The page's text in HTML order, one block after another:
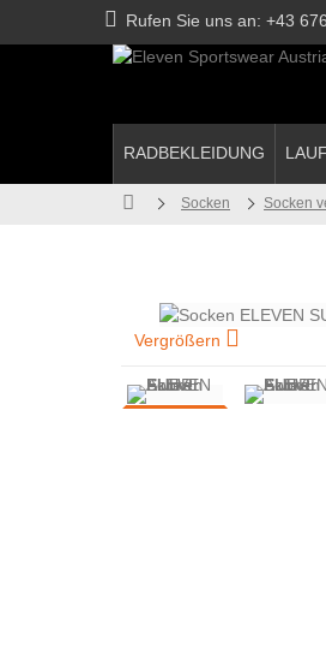
Rufen Sie uns an: +43
RADBEKLEIDUNG
Socken Socken
Vergrößern